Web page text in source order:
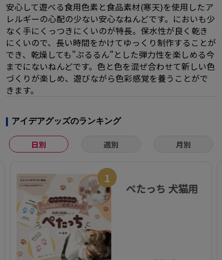
安心して遊べる食用色素と食品素材(寒天)を使用したア
レルギーの心配の少ない安心なねんどです。においも少
なく手にくっつきにくいのが特長。保水性が良く乾き
にくいので、長い時間をかけてゆっくり制作することが
でき、乾燥しても”ぷるるん”とした弾力性を楽しめる今
までにないねんどです。色と色を混ぜ合わせて新しい色
づくりが楽しめ、遊びながら色彩感覚を養うことがで
きます。
アイデアグッズのランキング
日別 週別 月別
1
ぺたっち 犬猫用